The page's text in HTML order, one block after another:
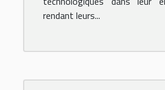
rendant leurs...